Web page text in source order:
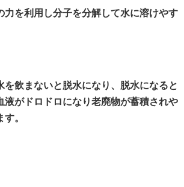
を利用し分子を分解して水に溶けやす
を飲まないと脱水になり、脱水になると
液がドロドロになり老廃物が蓄積されや
。